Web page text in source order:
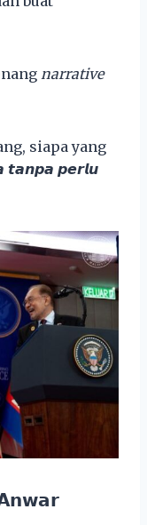
narrative
siapa yang
𝙥𝙚𝙧𝙡𝙪